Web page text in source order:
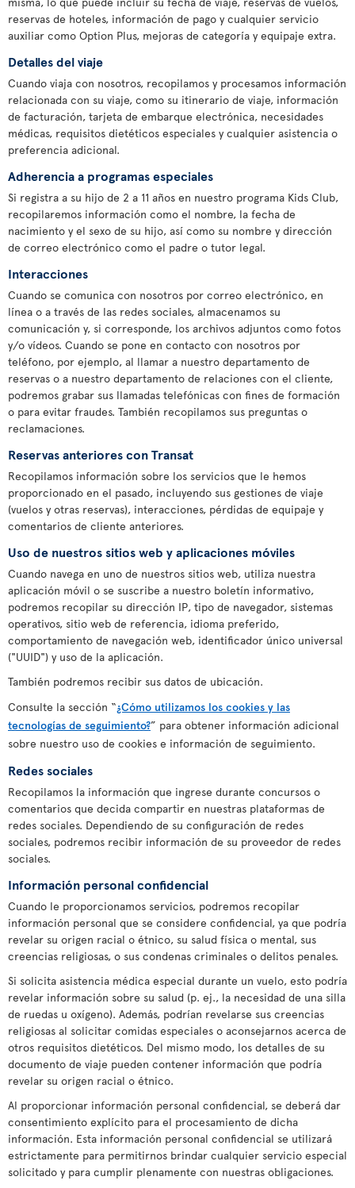
reservas de hoteles, información de pago y cualquier servicio
auxiliar como Option Plus, mejoras de categoría y equipaje extra.
Detalles del viaje
Cuando viaja con nosotros, recopilamos y procesamos información
relacionada con su viaje, como su itinerario de viaje, información
de facturación, tarjeta de embarque electrónica, necesidades
médicas, requisitos dietéticos especiales y cualquier asistencia o
preferencia adicional.
Adherencia a programas especiales
Si registra a su hijo de 2 a 11 años en nuestro programa Kids Club,
recopilaremos información como el nombre, la fecha de
nacimiento y el sexo de su hijo, así como su nombre y dirección
de correo electrónico como el padre o tutor legal.
Interacciones
Cuando se comunica con nosotros por correo electrónico, en
línea o a través de las redes sociales, almacenamos su
comunicación y, si corresponde, los archivos adjuntos como fotos
y/o vídeos. Cuando se pone en contacto con nosotros por
teléfono, por ejemplo, al llamar a nuestro departamento de
reservas o a nuestro departamento de relaciones con el cliente,
podremos grabar sus llamadas telefónicas con fines de formación
o para evitar fraudes. También recopilamos sus preguntas o
reclamaciones.
Reservas anteriores con Transat
Recopilamos información sobre los servicios que le hemos
proporcionado en el pasado, incluyendo sus gestiones de viaje
(vuelos y otras reservas), interacciones, pérdidas de equipaje y
comentarios de cliente anteriores.
Uso de nuestros sitios web y aplicaciones móviles
Cuando navega en uno de nuestros sitios web, utiliza nuestra
aplicación móvil o se suscribe a nuestro boletín informativo,
podremos recopilar su dirección IP, tipo de navegador, sistemas
operativos, sitio web de referencia, idioma preferido,
comportamiento de navegación web, identificador único universal
("UUID") y uso de la aplicación.
También podremos recibir sus datos de ubicación.
Consulte la sección “¿Cómo utilizamos los cookies y las
tecnologías de seguimiento?” para obtener información adicional
sobre nuestro uso de cookies e información de seguimiento.
Redes sociales
Recopilamos la información que ingrese durante concursos o
comentarios que decida compartir en nuestras plataformas de
redes sociales. Dependiendo de su configuración de redes
sociales, podremos recibir información de su proveedor de redes
sociales.
Información personal confidencial
Cuando le proporcionamos servicios, podremos recopilar
información personal que se considere confidencial, ya que podría
revelar su origen racial o étnico, su salud física o mental, sus
creencias religiosas, o sus condenas criminales o delitos penales.
Si solicita asistencia médica especial durante un vuelo, esto podría
revelar información sobre su salud (p. ej., la necesidad de una silla
de ruedas u oxígeno). Además, podrían revelarse sus creencias
religiosas al solicitar comidas especiales o aconsejarnos acerca de
otros requisitos dietéticos. Del mismo modo, los detalles de su
documento de viaje pueden contener información que podría
revelar su origen racial o étnico.
Al proporcionar información personal confidencial, se deberá dar
consentimiento explícito para el procesamiento de dicha
información. Esta información personal confidencial se utilizará
estrictamente para permitirnos brindar cualquier servicio especial
solicitado y para cumplir plenamente con nuestras obligaciones.